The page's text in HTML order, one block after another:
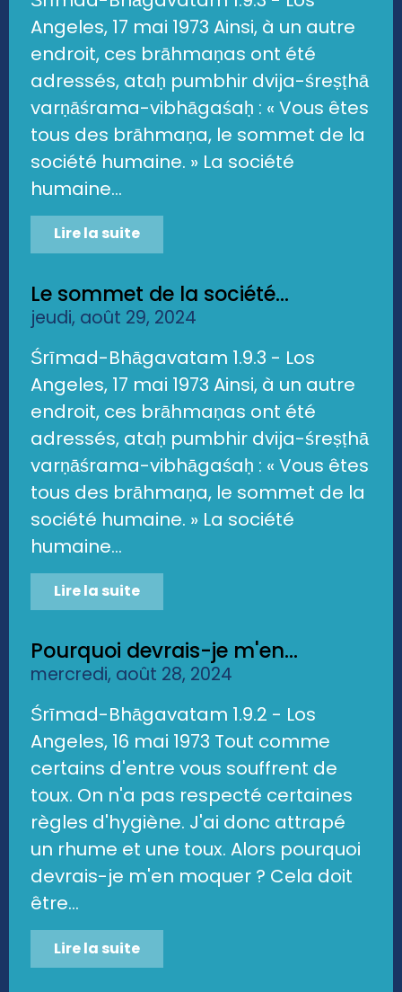
Angeles, 17 mai 1973 Ainsi, à un autre
endroit, ces brāhmaṇas ont été
adressés, ataḥ pumbhir dvija-śreṣṭhā
varṇāśrama-vibhāgaśaḥ : « Vous êtes
tous des brāhmaṇa, le sommet de la
société humaine. » La société
humaine...
Lire la suite
Le sommet de la société...
jeudi, août 29, 2024
Śrīmad-Bhāgavatam 1.9.3 - Los
Angeles, 17 mai 1973 Ainsi, à un autre
endroit, ces brāhmaṇas ont été
adressés, ataḥ pumbhir dvija-śreṣṭhā
varṇāśrama-vibhāgaśaḥ : « Vous êtes
tous des brāhmaṇa, le sommet de la
société humaine. » La société
humaine...
Lire la suite
Pourquoi devrais-je m'en...
mercredi, août 28, 2024
Śrīmad-Bhāgavatam 1.9.2 - Los
Angeles, 16 mai 1973 Tout comme
certains d'entre vous souffrent de
toux. On n'a pas respecté certaines
règles d'hygiène. J'ai donc attrapé
un rhume et une toux. Alors pourquoi
devrais-je m'en moquer ? Cela doit
être...
Lire la suite